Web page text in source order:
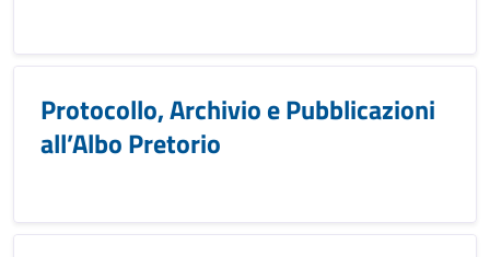
Protocollo, Archivio e Pubblicazioni
all’Albo Pretorio